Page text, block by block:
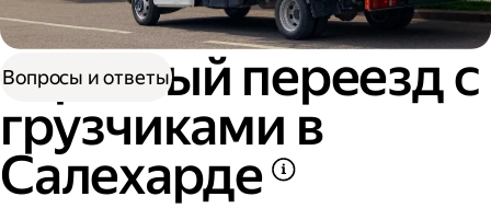
Офисный переезд с
грузчиками в
Салехарде
Вопросы и ответы